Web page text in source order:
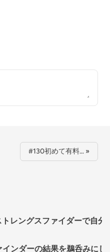
#130初めて有料… »
レングスファイダーで自分
ンダーの結果を鵜呑みにし